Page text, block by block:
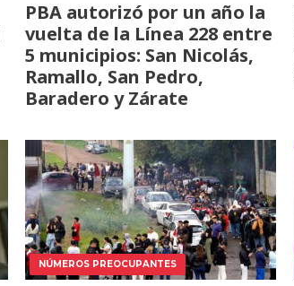
PBA autorizó por un año la
vuelta de la Línea 228 entre
5 municipios: San Nicolás,
Ramallo, San Pedro,
Baradero y Zárate
NÚMEROS PREOCUPANTES